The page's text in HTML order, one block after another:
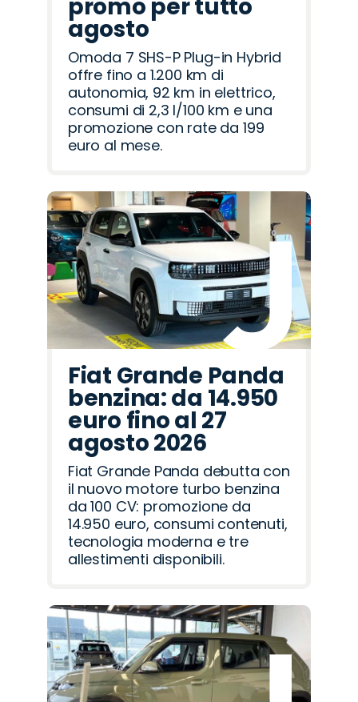
promo per tutto
agosto
Omoda 7 SHS-P Plug-in Hybrid
offre fino a 1.200 km di
autonomia, 92 km in elettrico,
consumi di 2,3 l/100 km e una
promozione con rate da 199
euro al mese.
Fiat Grande Panda
benzina: da 14.950
euro fino al 27
agosto 2026
Fiat Grande Panda debutta con
il nuovo motore turbo benzina
da 100 CV: promozione da
14.950 euro, consumi contenuti,
tecnologia moderna e tre
allestimenti disponibili.